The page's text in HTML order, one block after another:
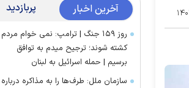
۱۹ آخرین اخبار پربازدید
روز ۱۵۹ جنگ | ترامپ: نمی خوام مردم
کشته شوند؛ ترجیح میدم به توافق
برسیم | حمله اسرائیل به لبنان
سازمان ملل: طرف‌ها را به مذاکره درباره